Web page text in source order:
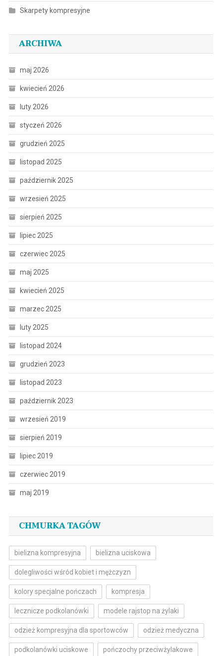
Skarpety kompresyjne
ARCHIWA
maj 2026
kwiecień 2026
luty 2026
styczeń 2026
grudzień 2025
listopad 2025
październik 2025
wrzesień 2025
sierpień 2025
lipiec 2025
czerwiec 2025
maj 2025
kwiecień 2025
marzec 2025
luty 2025
listopad 2024
grudzień 2023
listopad 2023
październik 2023
wrzesień 2019
sierpień 2019
lipiec 2019
czerwiec 2019
maj 2019
CHMURKA TAGÓW
bielizna kompresyjna bielizna uciskowa
dolegliwości wśród kobiet i mężczyzn
kolory specjalne pończach kompresja
lecznicze podkolanówki modele rajstop na żylaki
odzież kompresyjna dla sportowców odzież medyczna
podkolanówki uciskowe pończochy przeciwżylakowe